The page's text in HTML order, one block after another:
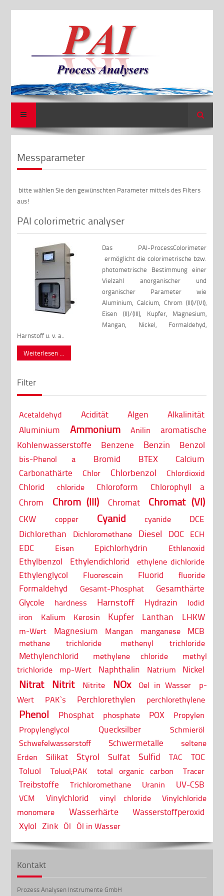
Suche
Messparameter
bitte wählen Sie den gewünschten Parameter mittels des Filters
aus!
PAI colorimetric analyser
Das PAI-ProcessColorimeter
ermöglicht die colorimetrische bzw.
photometrische Bestimmung einer
Vielzahl anorganischer und
organischer Parameter wie
Aluminium, Calcium, Chrom (III)/(VI),
Eisen (II)/(III), Kupfer, Magnesium,
Mangan, Nickel, Formaldehyd,
Harnstoff u. v. a..
Weiterlesen …
Filter
Acetaldehyd Acidität Algen
Alkalinität
Aluminium
Ammonium Anilin
aromatische
Kohlenwasserstoffe
Benzene Benzin Benzol
bis-Phenol a Bromid BTEX
Calcium
Carbonathärte
Chlor Chlorbenzol Chlordioxid
Chlorid chloride Chloroform
Chlorophyll a
Chrom
Chrom (III) Chromat Chromat (VI)
CKW copper Cyanid cyanide
DCE
Dichlorethan
Dichloromethane Diesel DOC ECH
EDC Eisen Epichlorhydrin Ethlenoxid
Ethylbenzol Ethylendichlorid ethylene dichloride
Ethylenglycol Fluorescein Fluorid fluoride
Formaldehyd Gesamt-Phosphat
Gesamthärte
Glycole
hardness Harnstoff Hydrazin
Iodid
iron
Kalium Kerosin Kupfer Lanthan LHKW
m-Wert Magnesium Mangan manganese MCB
methane trichloride methenyl trichloride
Methylenchlorid methylene chloride
methyl
trichloride
mp-Wert Naphthalin Natrium Nickel
Nitrat Nitrit Nitrite NOx Oel in Wasser
p-
Wert
PAK`s Perchlorethylen perchlorethylene
Phenol Phosphat phosphate POX
Propylen
Propylenglycol
Quecksilber
Schmieröl
Schwefelwasserstoff
Schwermetalle
seltene
Erden
Silikat Styrol Sulfat Sulfid TAC
TOC
Toluol
Toluol;PAK total organic carbon Tracer
Treibstoffe Trichloromethane Uranin UV-CSB
VCM Vinylchlorid vinyl chloride
Vinylchloride
monomere
Wasserhärte
Wasserstoffperoxid
Xylol Zink Öl Öl in Wasser
Kontakt
Prozess Analysen Instrumente GmbH